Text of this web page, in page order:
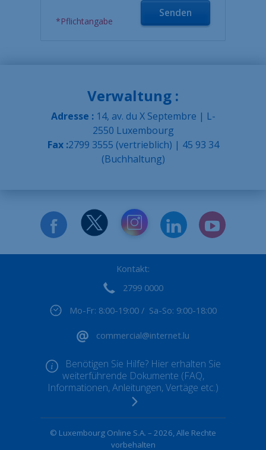
*Pflichtangabe
Senden
Verwaltung :
Adresse :14, av. du X Septembre | L-
2550 Luxembourg
Fax :2799 3555 (vertrieblich) | 45 93 34
(Buchhaltung)
Kontakt:
2799 0000
Mo-Fr: 8:00-19:00 / Sa-So: 9:00-18:00
commercial@internet.lu
Benötigen Sie Hilfe? Hier erhalten Sie
weiterführende Dokumente (FAQ,
Informationen, Anleitungen, Vertäge etc.)
© Luxembourg Online S.A. – 2026, Alle Rechte
vorbehalten